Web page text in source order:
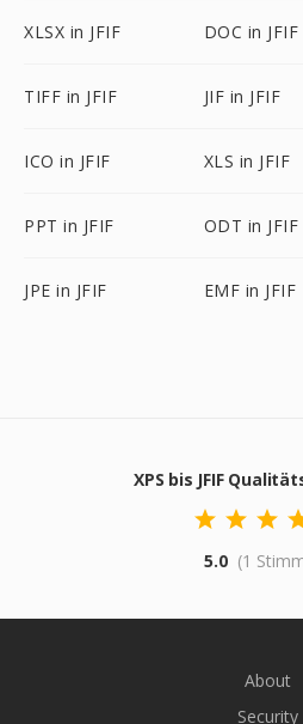
XLSX in JFIF DOC in JFIF
TIFF in JFIF JIF in JFIF
ICO in JFIF XLS in JFIF
PPT in JFIF ODT in JFIF
JPE in JFIF EMF in JFIF
XPS bis JFIF
5.0 (1
About
Security